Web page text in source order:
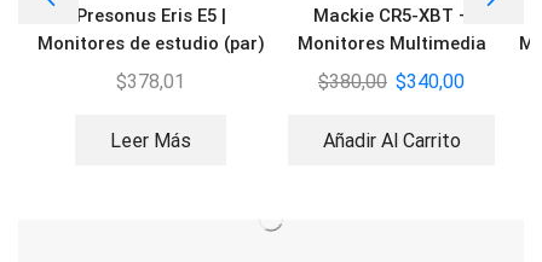
Presonus Eris E5 |
Monitores de estudio (par)
$378,01
Leer Más
Mackie CR5-XBT –
Monitores Multimedia
$380,00 $340,00
Añadir Al Carrito